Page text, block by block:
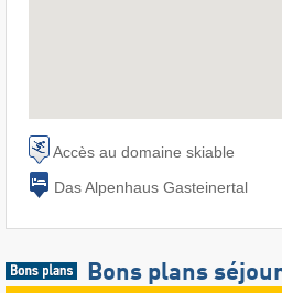
Accès au domaine skiable
Das Alpenhaus Gasteinertal
Bons plans